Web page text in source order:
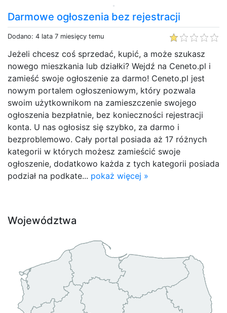
Darmowe ogłoszenia bez rejestracji
Dodano: 4 lata 7 miesięcy temu
Jeżeli chcesz coś sprzedać, kupić, a może szukasz
nowego mieszkania lub działki? Wejdź na Ceneto.pl i
zamieść swoje ogłoszenie za darmo! Ceneto.pl jest
nowym portalem ogłoszeniowym, który pozwala
swoim użytkownikom na zamieszczenie swojego
ogłoszenia bezpłatnie, bez konieczności rejestracji
konta. U nas ogłosisz się szybko, za darmo i
bezproblemowo. Cały portal posiada aż 17 różnych
kategorii w których możesz zamieścić swoje
ogłoszenie, dodatkowo każda z tych kategorii posiada
podział na podkate... pokaż więcej »
Województwa